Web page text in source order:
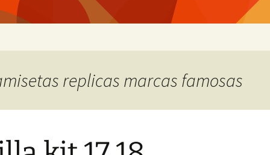
replicas marcas famosas